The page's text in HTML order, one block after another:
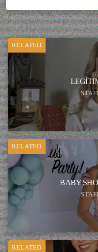
RELATED
RELATED
BABY
RELATED